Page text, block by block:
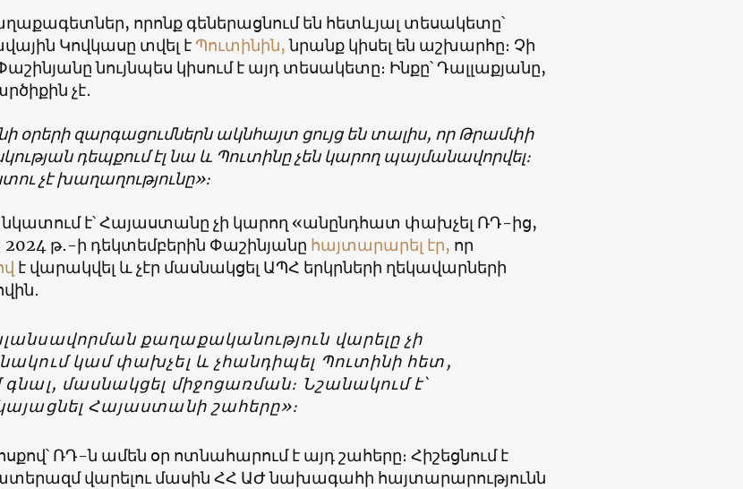
որոնք գեներացնում են հետևյալ տեսակետը՝
Կովկասը տվել էՊուտինին,նրանք կիսել են աշխարհը։ Չի
նույնպես կիսում է այդ տեսակետը։ Ինքը՝ Դալլաքյանը,
չէ․
օրերի զարգացումներն ակնհայտ ցույց են տալիս, որ Թրամփի
դեպքում էլ նա և Պուտինը չեն կարող պայմանավորվել։
չէ խաղաղությունը»։
նկատում է՝ Հայաստանը չի կարող «անընդհատ փախչել ՌԴ-ից,
թ․-ի դեկտեմբերին Փաշինյանը հայտարարել էր, որ
է վարակվել և չէր մասնակցել ԱՊՀ երկրների ղեկավարների
քաղաքականություն վարելը չի
կամ փախչել և չհանդիպել Պուտինի հետ,
մասնակցել միջոցառման։ Նշանակում է՝
Հայաստանի շահերը»։
ՌԴ-ն ամեն օր ոտնահարում է այդ շահերը։ Հիշեցնում է
վարելու մասին ՀՀ ԱԺ նախագահի հայտարարությունն